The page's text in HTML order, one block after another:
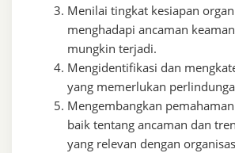
Menilai tingkat kesiapan
menghadapi ancaman
mungkin terjadi.
Mengidentifikasi dan
yang memerlukan
Mengembangkan
baik tentang ancaman dan
yang relevan dengan